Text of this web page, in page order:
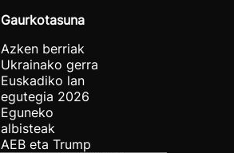
Gaurkotasuna
Azken berriak
Ukrainako gerra
Euskadiko lan
egutegia 2026
Eguneko
albisteak
AEB eta Trump